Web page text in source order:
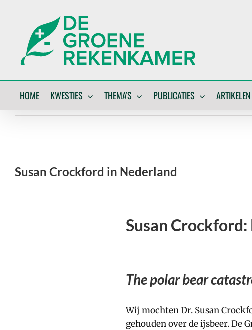
HOME KWESTIES THEMA’S PUBLICATIES ARTIKELEN
Susan Crockford in Nederland
Susan
The polar bear
Wij mochten Dr. Susan
gehouden over de ijsbeer. De